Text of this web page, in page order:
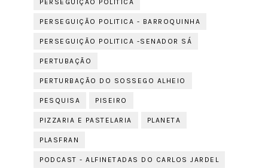
PERSEGUIÇÃO POLÍTICA
PERSEGUIÇÃO POLITICA - BARROQUINHA
PERSEGUIÇÃO POLITICA -SENADOR SÁ
PERTUBAÇÃO
PERTURBAÇÃO DO SOSSEGO ALHEIO
PESQUISA PISEIRO
PIZZARIA E PASTELARIA PLANETA
PLASFRAN
PODCAST - ALFINETADAS DO CARLOS JARDEL